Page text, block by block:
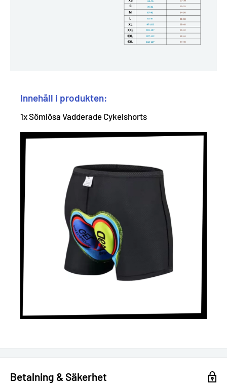
Innehåll i produkten:
1x Sömlösa Vadderade Cykelshorts
Betalning & Säkerhet